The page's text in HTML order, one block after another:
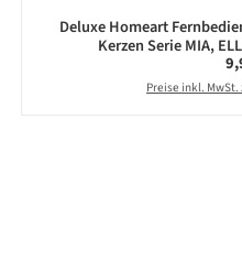
Deluxe Homeart
Kerzen Serie MIA,
Preise inkl.